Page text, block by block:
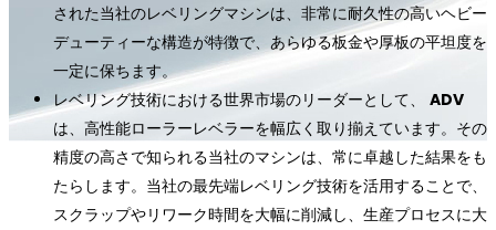
された当社のレベリングマシンは、非常に耐久性の高いヘビー
デューティーな構造が特徴で、あらゆる板金や厚板の平坦度を
一定に保ちます。
レベリング技術における世界市場のリーダーとして、 ADV
は、高性能ローラーレベラーを幅広く取り揃えています。その
精度の高さで知られる当社のマシンは、常に卓越した結果をも
たらします。当社の最先端レベリング技術を活用することで、
スクラップやリワーク時間を大幅に削減し、生産プロセスに大